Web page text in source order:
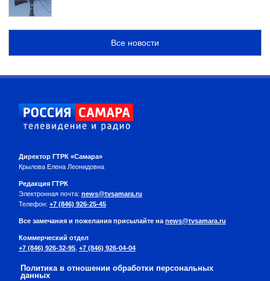
Все новости
Директор ГТРК «Самара»
Крылова Елена Леонидовна
Редакция ГТРК
Электронная почта: news@tvsamara.ru
Телефон: +7 (846) 926-25-45
Все замечания и пожелания присылайте на news@tvsamara.ru
Коммерческий отдел
+7 (846) 926-32-95 +7 (846) 926-04-04
Политика в отношении обработки персональных
данных